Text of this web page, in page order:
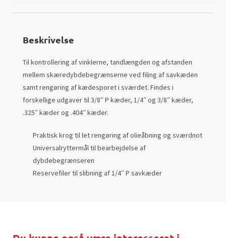
Beskrivelse
Til kontrollering af vinklerne, tandlængden og afstanden
mellem skæredybdebegrænserne ved filing af savkæden
samt rengøring af kædesporet i sværdet. Findes i
forskellige udgaver til 3/8″ P kæder, 1/4″ og 3/8″ kæder,
.325″ kæder og .404″ kæder.
Praktisk krog til let rengøring af olieåbning og sværdnot
Universalryttermål til bearbejdelse af
dybdebegrænseren
Reservefiler til slibning af 1/4″ P savkæder